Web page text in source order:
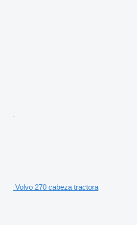
Volvo 270 cabeza tractora